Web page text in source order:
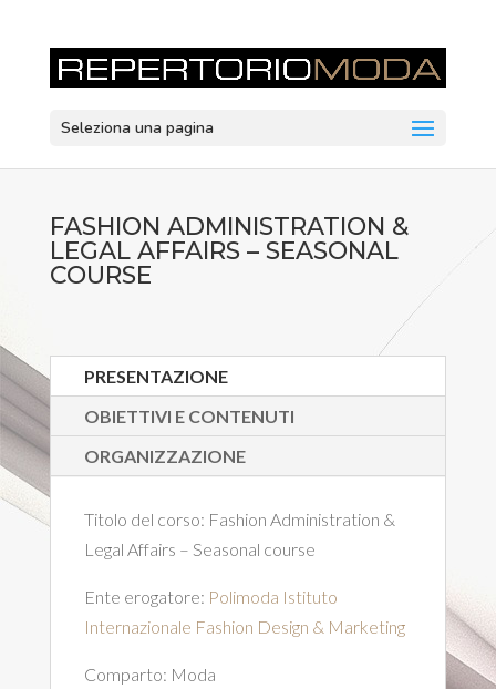
Seleziona una pagina
FASHION ADMINISTRATION &
LEGAL AFFAIRS – SEASONAL
COURSE
PRESENTAZIONE
OBIETTIVI E CONTENUTI
ORGANIZZAZIONE
Titolo del corso: Fashion Administration &
Legal Affairs – Seasonal course
Ente erogatore: Polimoda Istituto
Internazionale Fashion Design & Marketing
Comparto: Moda